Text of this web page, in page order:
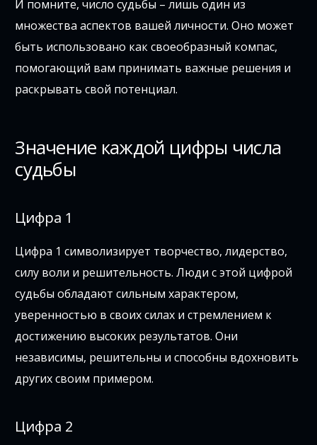
И помните, число судьбы – лишь один из
множества аспектов вашей личности. Оно может
быть использовано как своеобразный компас,
помогающий вам принимать важные решения и
раскрывать свой потенциал.
Значение каждой цифры числа
судьбы
Цифра 1
Цифра 1 символизирует творчество, лидерство,
силу воли и решительность. Люди с этой цифрой
судьбы обладают сильным характером,
уверенностью в своих силах и стремлением к
достижению высоких результатов. Они
независимы, решительны и способны вдохновить
других своим примером.
Цифра 2